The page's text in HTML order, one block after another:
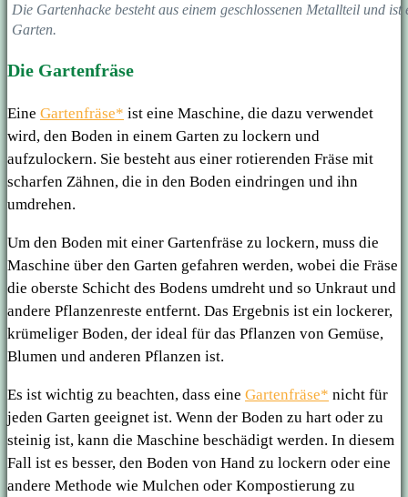
Die Gartenhacke besteht aus einem geschlossenen Metallteil und
Garten.
Die Gartenfräse
Eine Gartenfräse* ist eine Maschine, die dazu verwendet
wird, den Boden in einem Garten zu lockern und
aufzulockern. Sie besteht aus einer rotierenden Fräse mit
scharfen Zähnen, die in den Boden eindringen und ihn
umdrehen.
Um den Boden mit einer Gartenfräse zu lockern, muss die
Maschine über den Garten gefahren werden, wobei die Fräse
die oberste Schicht des Bodens umdreht und so Unkraut und
andere Pflanzenreste entfernt. Das Ergebnis ist ein lockerer,
krümeliger Boden, der ideal für das Pflanzen von Gemüse,
Blumen und anderen Pflanzen ist.
Es ist wichtig zu beachten, dass eine Gartenfräse* nicht für
jeden Garten geeignet ist. Wenn der Boden zu hart oder zu
steinig ist, kann die Maschine beschädigt werden. In diesem
Fall ist es besser, den Boden von Hand zu lockern oder eine
andere Methode wie Mulchen oder Kompostierung zu